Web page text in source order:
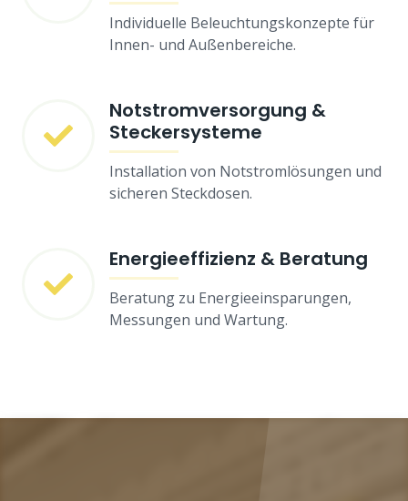
Individuelle Beleuchtungskonzepte für
Innen- und Außenbereiche.
Notstromversorgung &
Steckersysteme
Installation von Notstromlösungen und
sicheren Steckdosen.
Energieeffizienz & Beratung
Beratung zu Energieeinsparungen,
Messungen und Wartung.